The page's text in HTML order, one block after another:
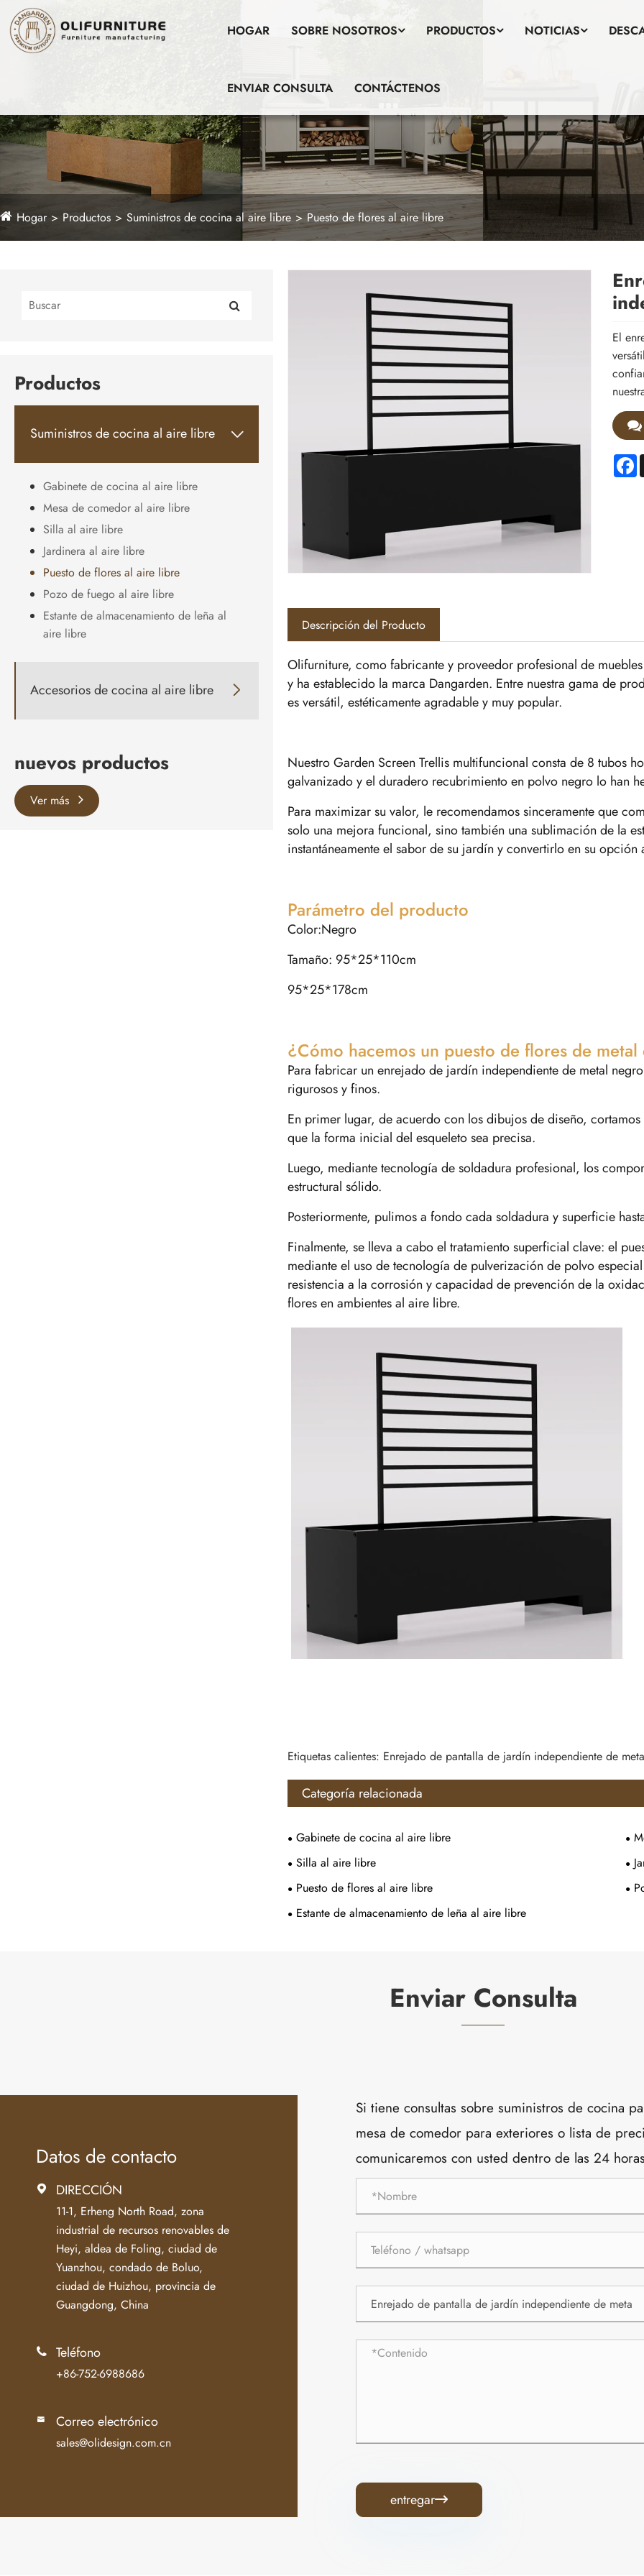
HOGAR SOBRE NOSOTROS PRODUCTOS NOTICIAS
ENVIAR CONSULTA CONTÁCTENOS
Hogar Productos Suministros de cocina al aire libre Puesto de flores al aire libre
Productos
Suministros de cocina al aire libre 
Gabinete de cocina al aire libre
Mesa de comedor al aire libre
Silla al aire libre
Jardinera al aire libre
Puesto de flores al aire libre
Pozo de fuego al aire libre
Estante de almacenamiento de leña al
aire libre
Accesorios de cocina al aire libre 
nuevos productos
Ver más
El
Descripción del Producto
Olifurniture, como fabricante y proveedor profesional de
y ha establecido la marca Dangarden. Entre nuestra gama de
es versátil, estéticamente agradable y muy popular.
Nuestro Garden Screen Trellis multifuncional consta de 8 tubos
galvanizado y el duradero recubrimiento en polvo negro lo han
Para maximizar su valor, le recomendamos sinceramente que
solo una mejora funcional, sino también una sublimación de la
instantáneamente el sabor de su jardín y convertirlo en su
Parámetro del producto
Color:Negro
Tamaño: 95*25*110cm
95*25*178cm
¿Cómo hacemos un puesto de flores de
Para fabricar un enrejado de jardín independiente de metal
rigurosos y finos.
En primer lugar, de acuerdo con los dibujos de diseño,
que la forma inicial del esqueleto sea precisa.
Luego, mediante tecnología de soldadura profesional, los
estructural sólido.
Posteriormente, pulimos a fondo cada soldadura y superficie
Finalmente, se lleva a cabo el tratamiento superficial clave: el
mediante el uso de tecnología de pulverización de polvo
resistencia a la corrosión y capacidad de prevención de la
flores en ambientes al aire libre.
Etiquetas calientes: Enrejado de pantalla de jardín independiente de
Categoría relacionada
Gabinete de cocina al aire libre
Silla al aire libre
Puesto de flores al aire libre
Estante de almacenamiento de leña al aire libre
Enviar Consulta
Datos de contacto
 DIRECCIÓN
11-1, Erheng North Road, zona
industrial de recursos renovables de
Heyi, aldea de Foling, ciudad de
Yuanzhou, condado de Boluo,
ciudad de Huizhou, provincia de
Guangdong, China
 Teléfono
+86-752-6988686
 Correo electrónico
sales@olidesign.com.cn
Si tiene consultas sobre suministros de cocina
mesa de comedor para exteriores o lista de
comunicaremos con usted dentro de las 24
entregar